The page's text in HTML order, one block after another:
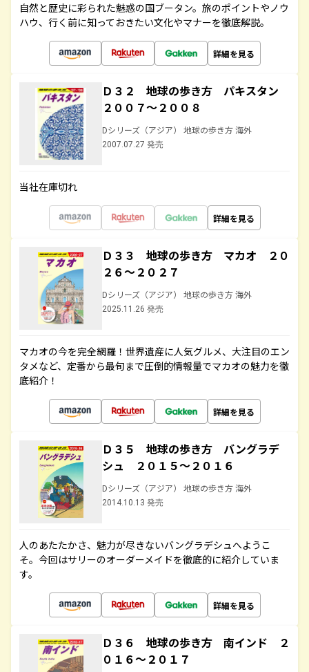
自然と歴史に彩られた魅惑の国ブータン。旅のポイントやノウ
ハウ、行く前に知っておきたい文化やマナーを徹底解説。
詳細を見る
Ｄ３２ 地球の歩き方 パキスタン
２００７～２００８
Dシリーズ（アジア） 地球の歩き方 海外
2007.07.27 発売
当社在庫切れ
詳細を見る
Ｄ３３ 地球の歩き方 マカオ ２０
２６～２０２７
Dシリーズ（アジア） 地球の歩き方 海外
2025.11.26 発売
マカオの今を完全網羅！世界遺産に人気グルメ、大注目のエン
タメなど、定番から最旬まで圧倒的情報量でマカオの魅力を徹
底紹介！
詳細を見る
Ｄ３５ 地球の歩き方 バングラデ
シュ ２０１５～２０１６
Dシリーズ（アジア） 地球の歩き方 海外
2014.10.13 発売
人のあたたかさ、魅力が尽きないバングラデシュへようこ
そ。今回はサリーのオーダーメイドを徹底的に紹介していま
す。
詳細を見る
Ｄ３６ 地球の歩き方 南インド ２
０１６～２０１７